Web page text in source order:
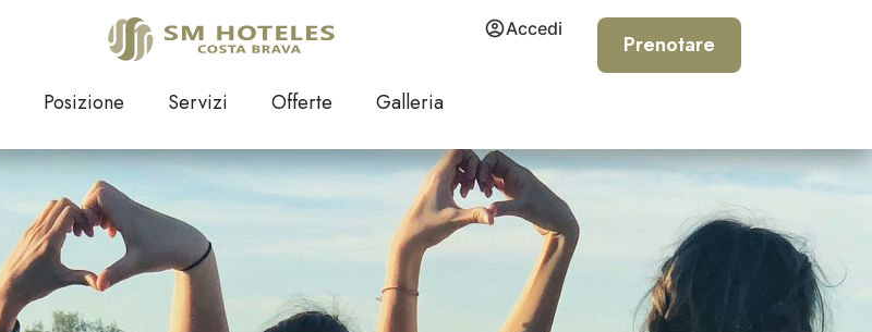
Accedi
Prenotare
Posizione Servizi Offerte Galleria